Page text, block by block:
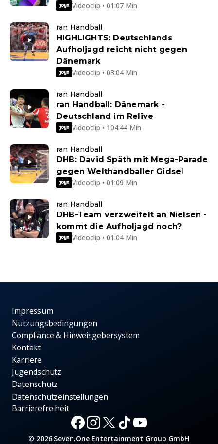
Videoclip • 01:07 Min
ran Handball
HIGHLIGHTS: Deutschlands
Aufholjagd reicht nicht gegen
Dänemark
Videoclip • 03:04 Min
ran Handball
ran Handball: Dänemark -
Deutschland im Relive
Videoclip • 104:44 Min
ran Handball
DHB: David Späth mit Mega-Parade
gegen Welthandballer Gidsel
Videoclip • 01:09 Min
ran Handball
DHB-Team verzweifelt an Nielsen -
kommt die Aufholjagd noch?
Videoclip • 01:04 Min
Impressum
Nutzungsbedingungen
Compliance & Hinweisgebersystem
Kontakt
Karriere
Jugendschutz
Datenschutz
Datenschutzeinstellungen
Barrierefreiheit
© 2026 Seven.One Entertainment Group GmbH